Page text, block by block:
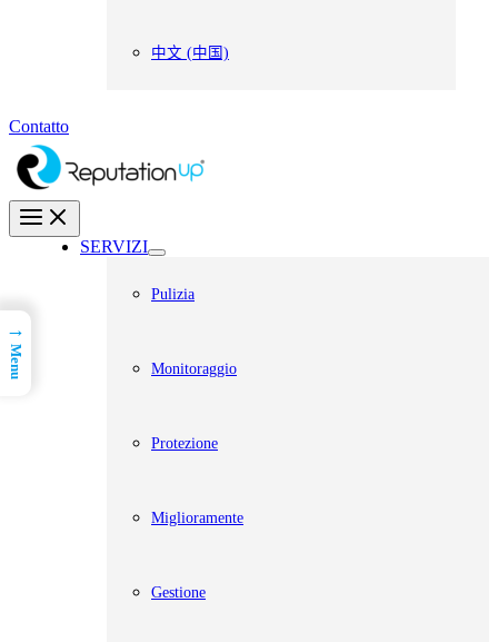
中文 (中国)
Contatto
SERVIZI
Pulizia
Monitoraggio
Protezione
Miglioramente
Gestione
→
Menu